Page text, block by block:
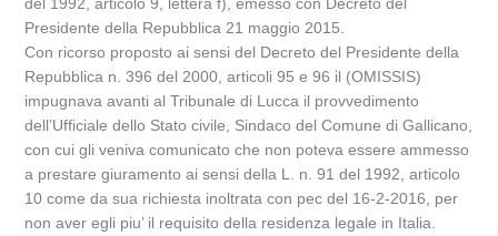
Presidente della Repubblica 21 maggio 2015.
Con ricorso proposto ai sensi del Decreto del Presidente della
Repubblica n. 396 del 2000, articoli 95 e 96 il (OMISSIS)
impugnava avanti al Tribunale di Lucca il provvedimento
dell’Ufficiale dello Stato civile, Sindaco del Comune di Gallicano,
con cui gli veniva comunicato che non poteva essere ammesso
a prestare giuramento ai sensi della L. n. 91 del 1992, articolo
10 come da sua richiesta inoltrata con pec del 16-2-2016, per
non aver egli piu’ il requisito della residenza legale in Italia.